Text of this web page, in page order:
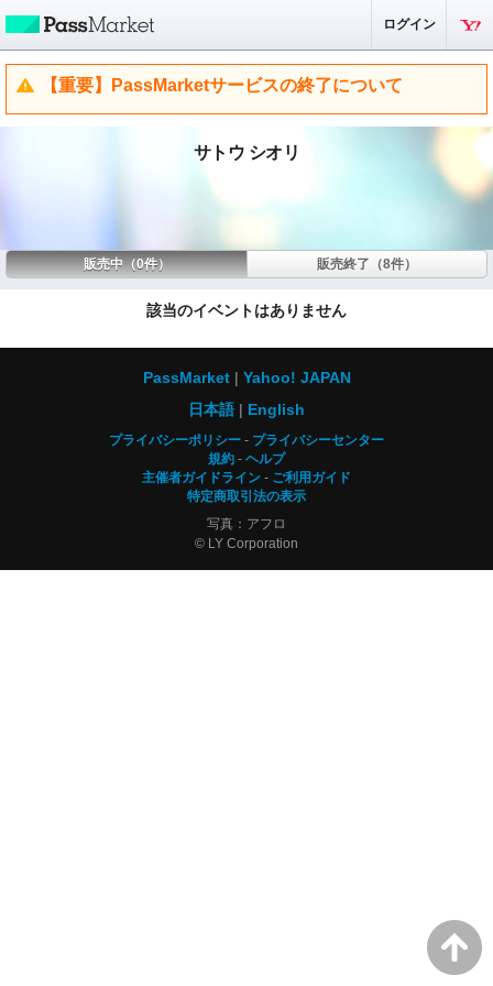
ログイン
【重要】PassMarketサービスの終了について
サトウ シオリ
販売中（0件） 販売終了（8件）
該当のイベントはありません
PassMarket
Yahoo! JAPAN
日本語
English
プライバシーポリシー
プライバシーセンター
規約
ヘルプ
主催者ガイドライン
ご利用ガイド
特定商取引法の表示
写真：アフロ
© LY Corporation